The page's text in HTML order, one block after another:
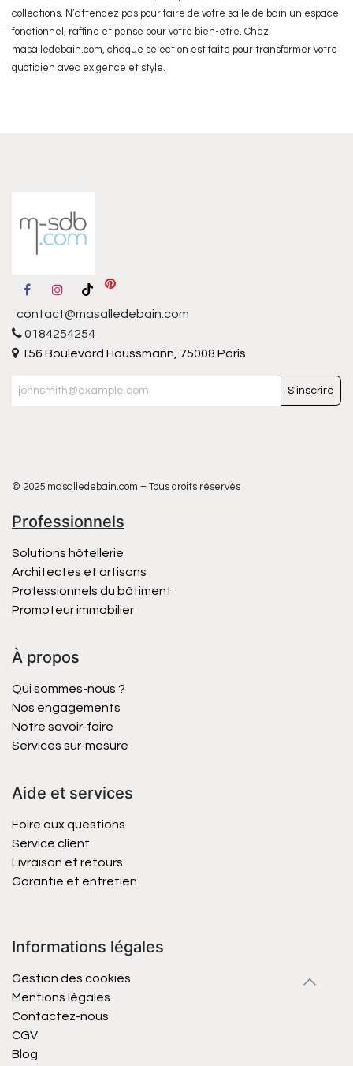
collections. N’attendez pas pour faire de votre salle de bain un espace
fonctionnel, raffiné et pensé pour votre bien-être. Chez
masalledebain.com, chaque sélection est faite pour transformer votre
quotidien avec exigence et style.
contact@masalledebain.com
0184254254
156 Boulevard Haussmann, 75008 Paris
S'inscrire
© 2025 masalledebain.com – Tous droits réservés
Professionnels
Solutions hôtellerie
Architectes et artisans
Professionnels du bâtiment
Promoteur immobilier
À propos
Qui sommes-nous ?
Nos engagements
Notre savoir-faire
Services sur-mesure
Aide et services
Foire aux questions
Service client
Livraison et retours
Garantie et entretien
Informations légales
Gestion des cookies
Mentions légales
Contactez-nous
CGV
Blog